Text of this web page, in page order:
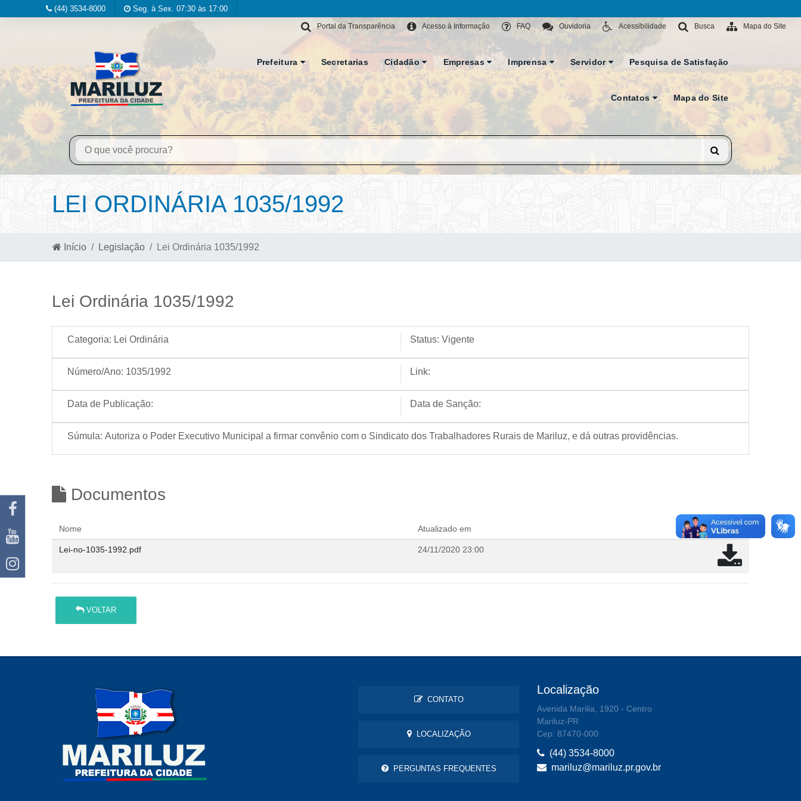
(44) 3534-8000 Seg. à Sex. 07:30 às 17:00
Mapa do Site
Busca
Acessibilidade
Ouvidoria
FAQ
Acesso à Informação
Portal da Transparência
Prefeitura Secretarias Cidadão Empresas Imprensa Servidor Pesquisa de Satisfação
Contatos Mapa do Site
LEI ORDINÁRIA 1035/1992
Início Legislação Lei Ordinária 1035/1992
Lei Ordinária 1035/1992
Categoria: Lei Ordinária Status: Vigente
Número/Ano: 1035/1992 Link:
Data de Publicação: Data de Sanção:
Súmula: Autoriza o Poder Executivo Municipal a firmar convênio com o Sindicato dos Trabalhadores Rurais de Mariluz, e dá outras providências.
Documentos
Nome Atualizado em
Lei-no-1035-1992.pdf 24/11/2020 23:00
VOLTAR
CONTATO
LOCALIZAÇÃO
PERGUNTAS FREQUENTES
Localização
Avenida Marilia, 1920 - Centro
Mariluz-PR
Cep: 87470-000
(44) 3534-8000
mariluz@mariluz.pr.gov.br